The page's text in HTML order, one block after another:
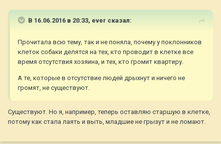
В 16.06.2016 в 20:33, ever сказал:
Прочитала всю тему, так и не поняла, почему у поклонников
клеток собаки делятся на тех, кто проводит в клетке все
время отсутствия хозяина, и тех, кто громит квартиру.
А те, которые в отсутствие людей дрыхнут и ничего не
громят, не существуют.
Существуют. Но я, например, теперь оставляю старшую в клетке,
потому как стала лаять и выть, младшие не грызут и не ломают.